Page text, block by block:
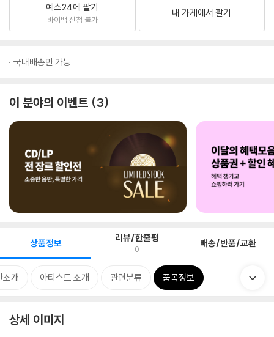
예스24에 팔기
바이백 신청 불가
내 가게에서 팔기
국내배송만 가능
이 분야의 이벤트 3
상품정보 리뷰/한줄평
0 배송/반품/교환
소개 아티스트 소개 관련분류 품목정보
상세 이미지